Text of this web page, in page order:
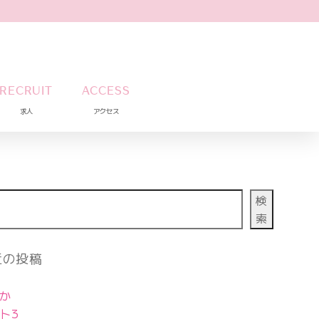
RECRUIT
求人
ACCESS
アクセス
検
索
投稿
3